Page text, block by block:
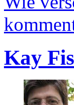
Kay